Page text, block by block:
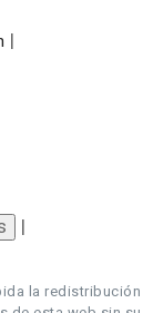
|
|
la redistribución